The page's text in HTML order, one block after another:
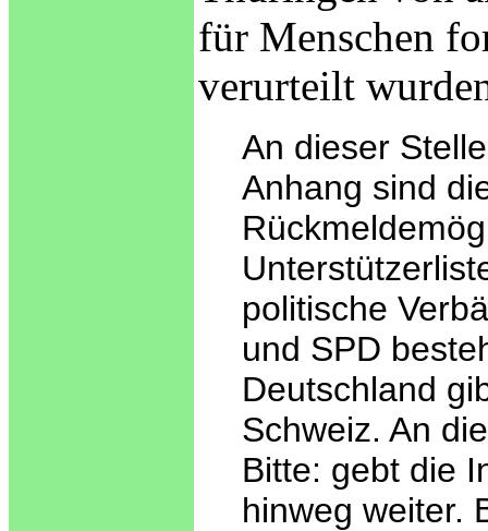
für Menschen
verurteilt
An dieser
Anhang sind
politische
und SPD
Deutschland
Schweiz. An
Bitte: gebt die
hinweg weiter.